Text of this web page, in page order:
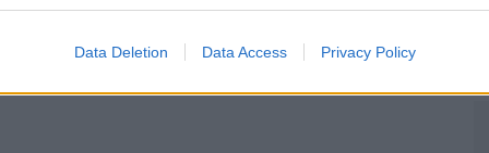
Data Deletion Data Access Privacy Policy
Próximo artigo
Mealhada: Seminário aborda comunicação
do desporto